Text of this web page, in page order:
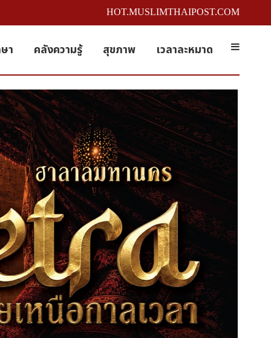
HOT.MUSLIMTHAIPOST.COM
า คลังความรู้ สุขภาพ เวลาละหมาด